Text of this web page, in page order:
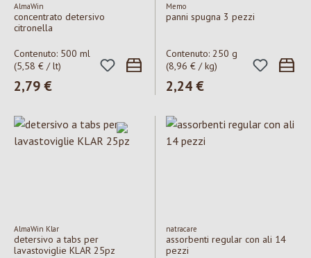
AlmaWin
concentrato detersivo
citronella
Contenuto: 500 ml
(5,58 € / lt)
Prezzo normale:
2,79 €
Memo
panni spugna 3 pezzi
Contenuto: 250 g
(8,96 € / kg)
Prezzo normale:
2,24 €
AlmaWin Klar
detersivo a tabs per
lavastoviglie KLAR 25pz
natracare
assorbenti regular con ali 14
pezzi